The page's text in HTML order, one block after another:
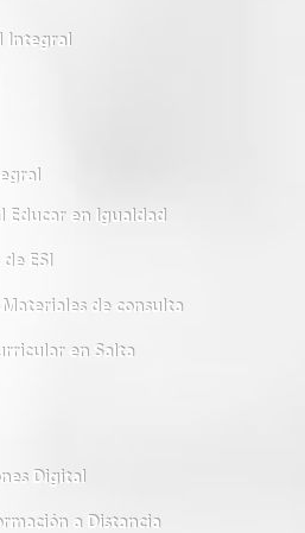
Integral
Educar en Igualdad
ESI
Materiales de consulta
en Salta
Digital
a Distancia